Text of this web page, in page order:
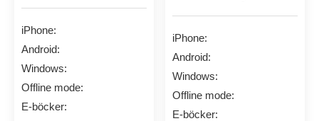
iPhone:
Android:
Windows:
Offline mode:
E-böcker:
iPhone:
Android:
Windows:
Offline mode:
E-böcker: